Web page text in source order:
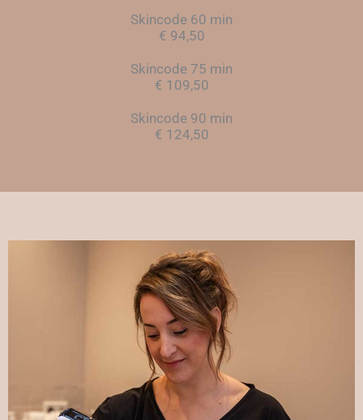
Skincode 60 min
€ 94,50
Skincode 75 min
€ 109,50
Skincode 90 min
€ 124,50